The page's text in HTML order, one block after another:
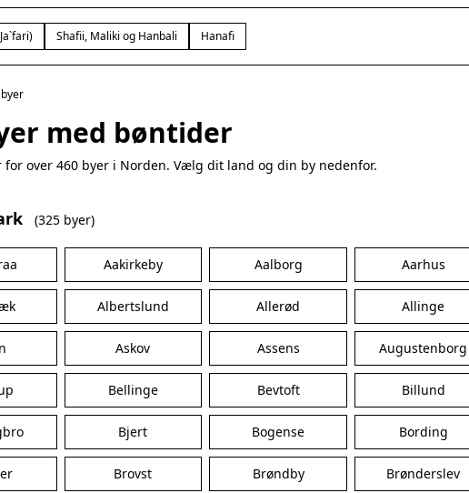
Shafii, Maliki og Hanbali Hanafi
med bøntider
for over 460 byer i Norden. Vælg dit land og din by nedenfor.
(325 byer)
Aakirkeby Aalborg Aarhus
Albertslund Allerød Allinge
Askov Assens Augustenborg
Bellinge Bevtoft Billund
Bjert Bogense Bording
Brovst Brøndby Brønderslev